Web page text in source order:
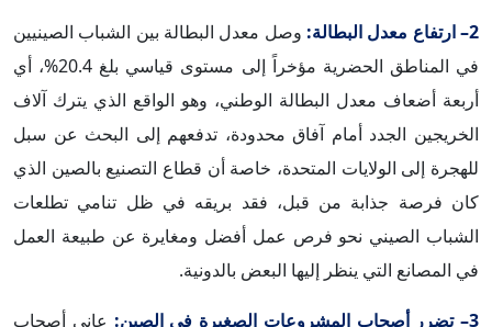
2– ارتفاع معدل البطالة:
وصل معدل البطالة بين الشباب الصينيين
في المناطق الحضرية مؤخراً إلى مستوى قياسي بلغ 20.4%، أي
أربعة أضعاف معدل البطالة الوطني، وهو الواقع الذي يترك آلاف
الخريجين الجدد أمام آفاق محدودة، تدفعهم إلى البحث عن سبل
للهجرة إلى الولايات المتحدة، خاصة أن قطاع التصنيع بالصين الذي
كان فرصة جذابة من قبل، فقد بريقه في ظل تنامي تطلعات
الشباب الصيني نحو فرص عمل أفضل ومغايرة عن طبيعة العمل
في المصانع التي ينظر إليها البعض بالدونية.
3– تضرر أصحاب المشروعات الصغيرة في الصين: عانى أصحاب